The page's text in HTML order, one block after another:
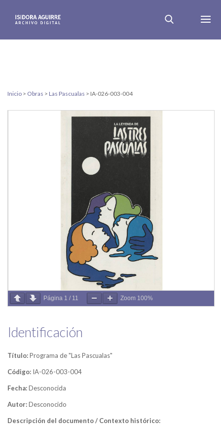
Inicio > Obras > Las Pascualas > IA-026-003-004
Página 1 / 11 Zoom 100%
Identificación
Título:Programa de "Las Pascualas"
Código: IA-026-003-004
Fecha:Desconocida
Autor:Desconocido
Descripción del documento / Contexto histórico: